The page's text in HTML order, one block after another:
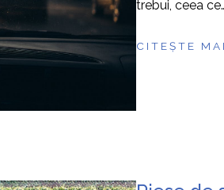
trebui, ceea
CITEȘTE